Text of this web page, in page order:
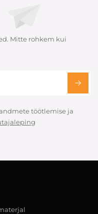
Mitte rohkem kui
töötlemise ja